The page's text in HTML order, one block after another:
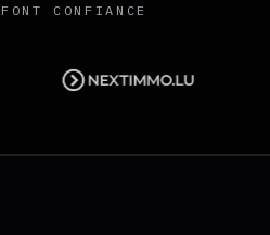
CONFIANCE